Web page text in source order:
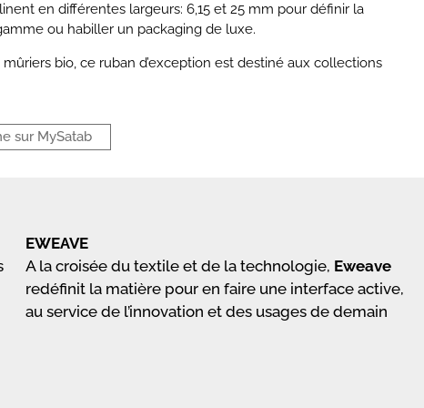
en différentes largeurs: 6,15 et 25 mm pour définir la
ou habiller un packaging de luxe.
bio, ce ruban d’exception est destiné aux collections
sur MySatab
EWEAVE
A la croisée du textile et de la technologie, Eweave
redéfinit la matière pour en faire une interface active,
au service de l’innovation et des usages de demain